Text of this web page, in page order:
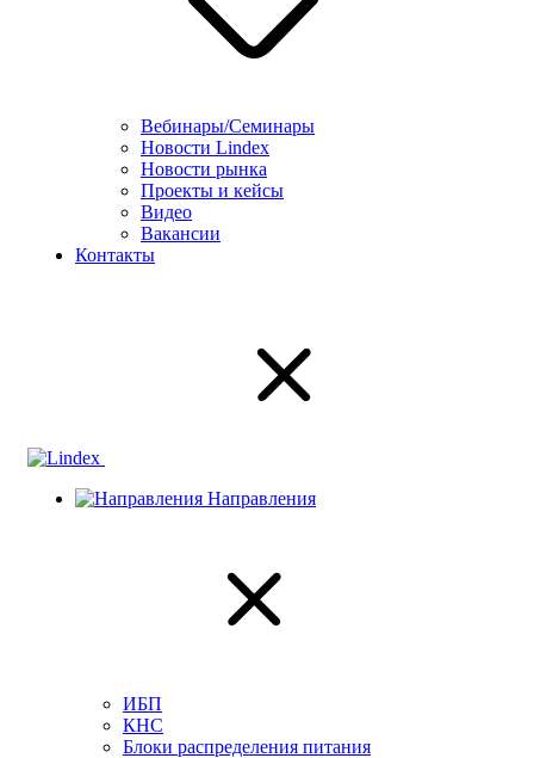
Вебинары/Семинары
Новости Lindex
Новости рынка
Проекты и кейсы
Видео
Вакансии
Контакты
Направления
ИБП
КНС
Блоки распределения питания